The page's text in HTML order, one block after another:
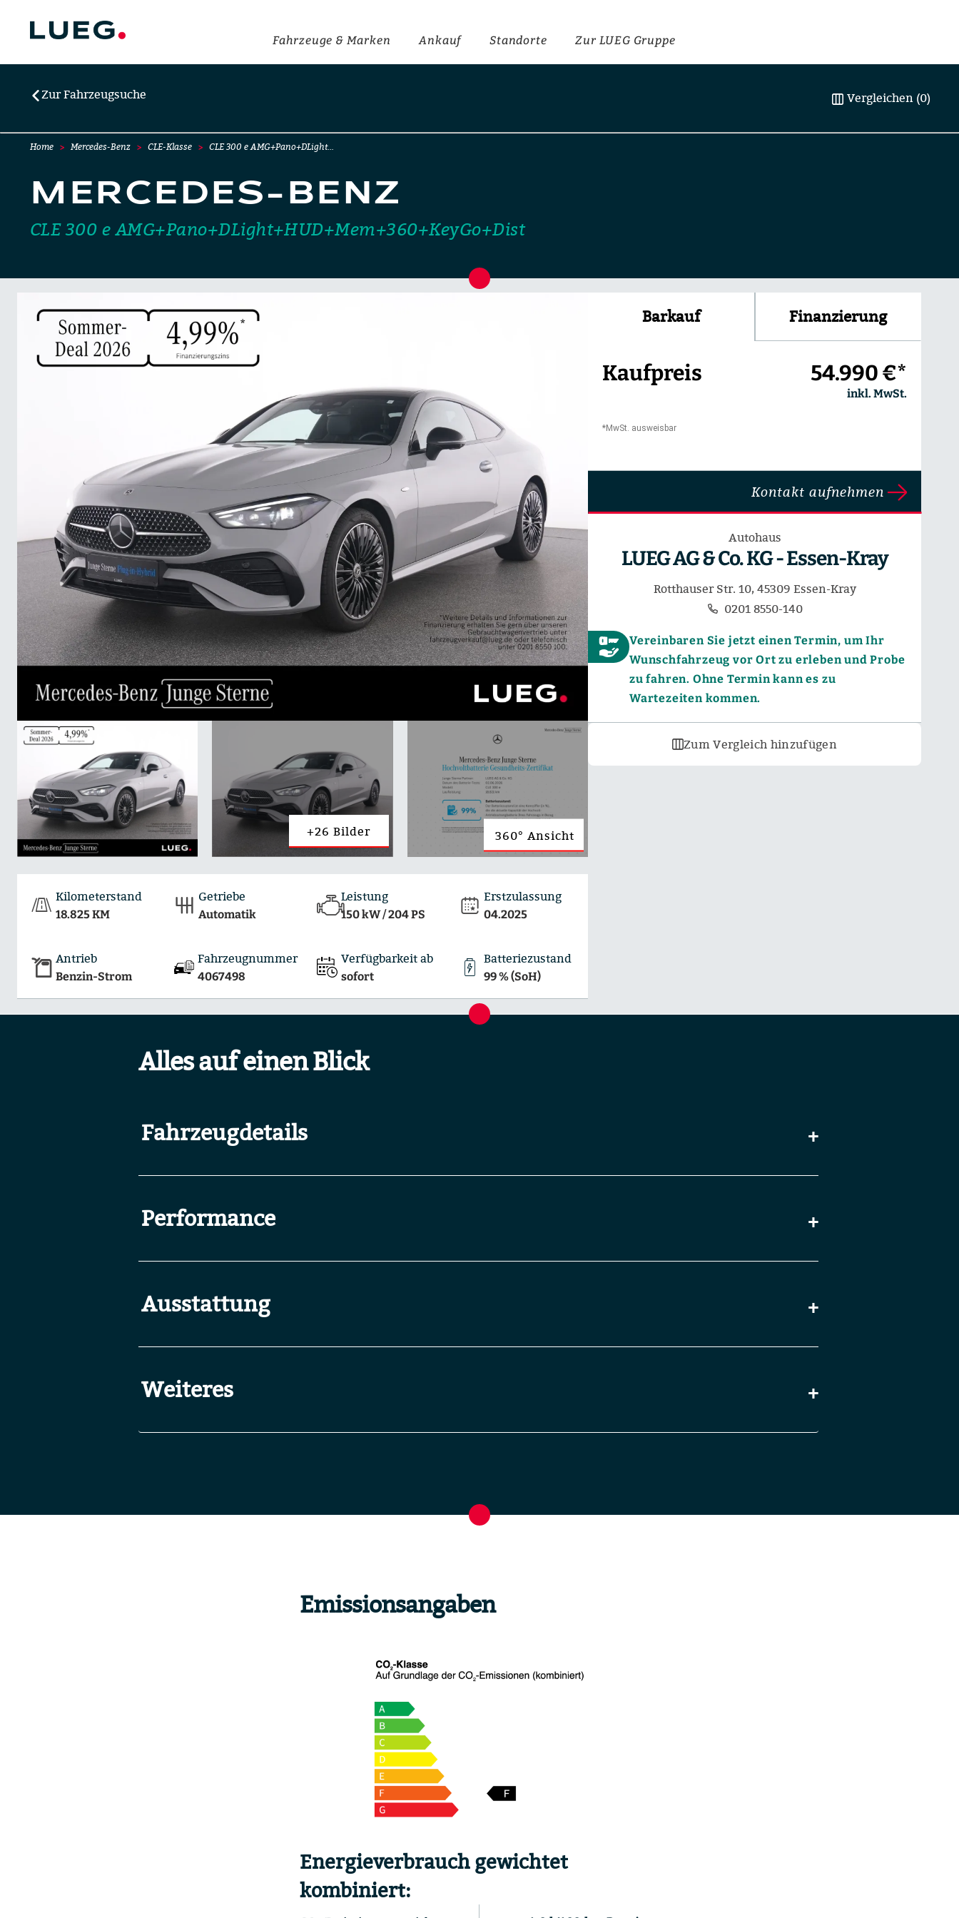
Fahrzeuge & Marken Ankauf Standorte Zur LUEG Gruppe
Zur Fahrzeugsuche Vergleichen (0)
Home Mercedes-Benz CLE-Klasse CLE 300 e AMG+Pano+DLight…
MERCEDES-BENZ
CLE 300 e AMG+Pano+DLight+HUD+Mem+360+KeyGo+Dist
+26 Bilder 360° Ansicht
Kilometerstand
18.825 KM
Getriebe
Automatik
Leistung
150 kW / 204 PS
Erstzulassung
04.2025
Antrieb
Benzin-Strom
Fahrzeugnummer
4067498
Verfügbarkeit ab
sofort
Batteriezustand
99 % (SoH)
Barkauf Finanzierung
Kaufpreis 54.990 €*
inkl. MwSt.
*MwSt. ausweisbar
Kontakt aufnehmen
Autohaus
LUEG AG & Co. KG - Essen-Kray
Rotthauser Str. 10, 45309 Essen-Kray
0201 8550-140
Vereinbaren Sie jetzt einen Termin, um Ihr
Wunschfahrzeug vor Ort zu erleben und Probe
zu fahren. Ohne Termin kann es zu
Wartezeiten kommen.
Zum Vergleich hinzufügen
Alles auf einen Blick
Fahrzeugdetails
Performance
Ausstattung
Weiteres
Emissionsangaben
Energieverbrauch gewichtet
kombiniert: